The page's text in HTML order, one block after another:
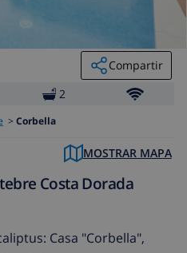
Compartir
2
> Corbella
MOSTRAR MAPA
Costa Dorada
Casa "Corbella",